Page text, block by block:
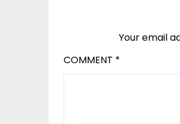
Your email
COMMENT *